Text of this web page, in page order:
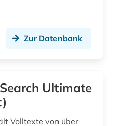
Zur Datenbank
Ultimate
Volltexte von über